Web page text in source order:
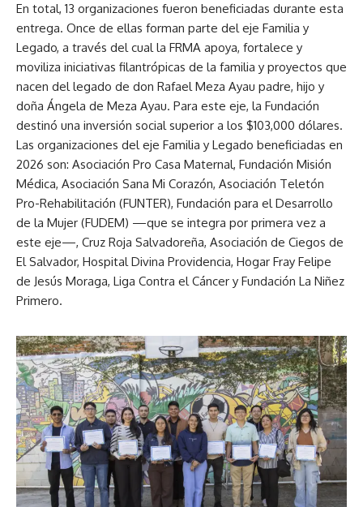
En total, 13 organizaciones fueron beneficiadas durante esta
entrega. Once de ellas forman parte del eje Familia y
Legado, a través del cual la FRMA apoya, fortalece y
moviliza iniciativas filantrópicas de la familia y proyectos que
nacen del legado de don Rafael Meza Ayau padre, hijo y
doña Ángela de Meza Ayau. Para este eje, la Fundación
destinó una inversión social superior a los $103,000 dólares.
Las organizaciones del eje Familia y Legado beneficiadas en
2026 son: Asociación Pro Casa Maternal, Fundación Misión
Médica, Asociación Sana Mi Corazón, Asociación Teletón
Pro-Rehabilitación (FUNTER), Fundación para el Desarrollo
de la Mujer (FUDEM) —que se integra por primera vez a
este eje—, Cruz Roja Salvadoreña, Asociación de Ciegos de
El Salvador, Hospital Divina Providencia, Hogar Fray Felipe
de Jesús Moraga, Liga Contra el Cáncer y Fundación La Niñez
Primero.